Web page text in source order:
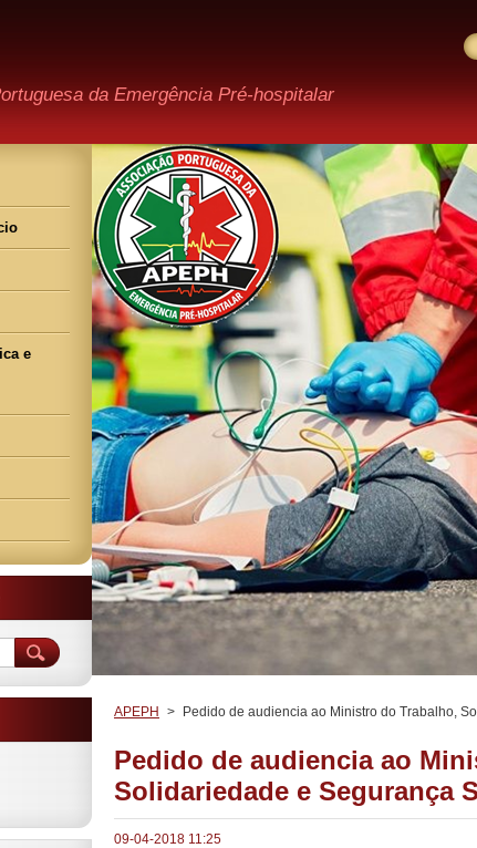
da Emergência Pré-hospitalar
APEPH > Pedido de audiencia ao Ministro do Trabalho,
Pedido de audiencia ao
Solidariedade e Segurança
09-04-2018 11:25
e